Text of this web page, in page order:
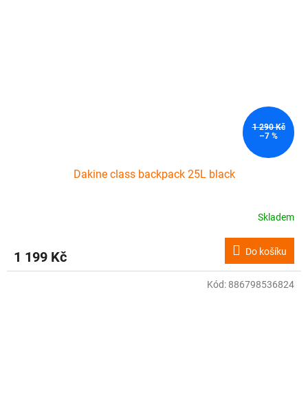
1 290 Kč
–7 %
Dakine class backpack 25L black
Skladem
1 199 Kč Do košíku
Kód: 886798536824